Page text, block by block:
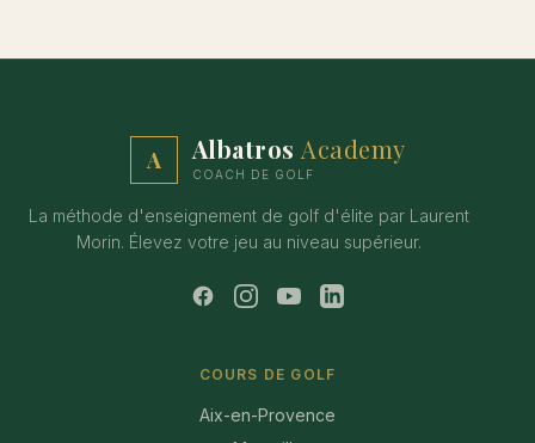
A Albatros Academy
COACH DE GOLF
La méthode d'enseignement de golf d'élite par Laurent
Morin. Élevez votre jeu au niveau supérieur.
COURS DE GOLF
Aix-en-Provence